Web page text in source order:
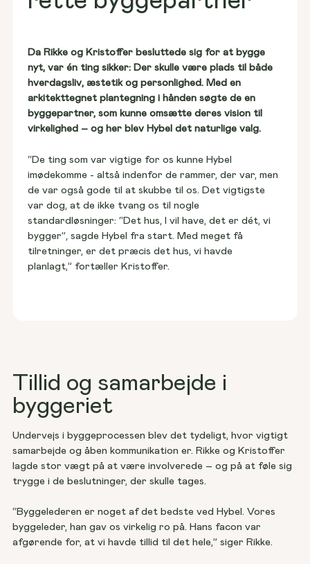
Find din lokale byggerådgiver
Da Rikke og Kristoffer besluttede sig for at bygge
nyt, var én ting sikker: Der skulle være plads til både
hverdagsliv, æstetik og personlighed. Med en
arkitekttegnet plantegning i hånden søgte de en
byggepartner, som kunne omsætte deres vision til
virkelighed – og her blev Hybel det naturlige valg.
“De ting som var vigtige for os kunne Hybel
imødekomme - altså indenfor de rammer, der var, men
de var også gode til at skubbe til os. Det vigtigste
var dog, at de ikke tvang os til nogle
standardløsninger: “Det hus, I vil have, det er dét, vi
bygger”, sagde Hybel fra start. Med meget få
tilretninger, er det præcis det hus, vi havde
planlagt,” fortæller Kristoffer.
Tillid og samarbejde i
byggeriet
Undervejs i byggeprocessen blev det tydeligt, hvor vigtigt
samarbejde og åben kommunikation er. Rikke og Kristoffer
lagde stor vægt på at være involverede – og på at føle sig
trygge i de beslutninger, der skulle tages.
“Byggelederen er noget af det bedste ved Hybel. Vores
byggeleder, han gav os virkelig ro på. Hans facon var
afgørende for, at vi havde tillid til det hele,” siger Rikke.